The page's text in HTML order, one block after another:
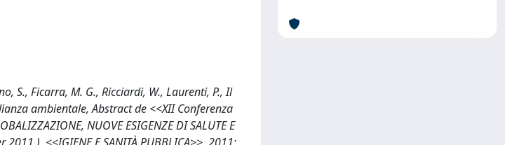
S., Ficarra, M. G., Ricciardi, W., Laurenti, P., Il
ambientale, Abstract de <<XII Conferenza
NUOVE ESIGENZE DI SALUTE E